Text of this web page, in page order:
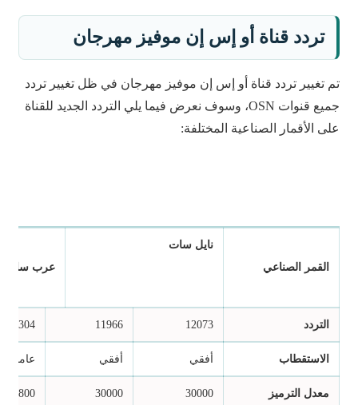
تردد قناة أو إس إن موفيز مهرجان
تم تغيير تردد قناة أو إس إن موفيز مهرجان في ظل تغيير تردد
جميع قنوات OSN، وسوف نعرض فيما يلي التردد الجديد للقناة
على الأقمار الصناعية المختلفة:
القمر الصناعي
نايل سات
عرب سات
التردد 12073
11966
12304
الاستقطاب أفقي أفقي عامودي
معدل الترميز 30000
30000
26800